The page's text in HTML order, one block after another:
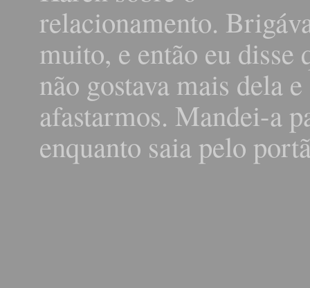
relacionamento.
muito, e então eu disse
não gostava mais dela
afastarmos. Mandei-a
enquanto saia pelo